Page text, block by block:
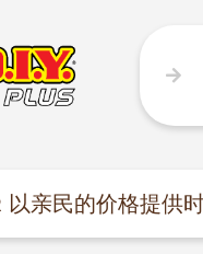
以亲民的价格提供